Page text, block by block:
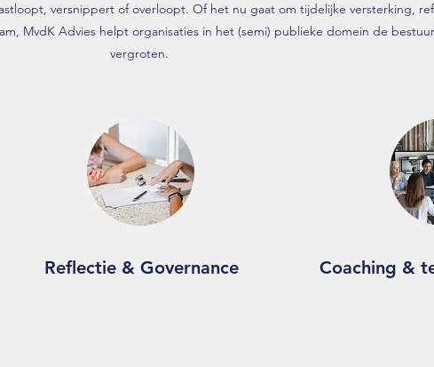
versnippert of overloopt. Of het nu gaat om tijdelijke versterking,
MvdK Advies helpt organisaties in het (semi) publieke domein de
vergroten.
Reflectie & Governance Coaching &